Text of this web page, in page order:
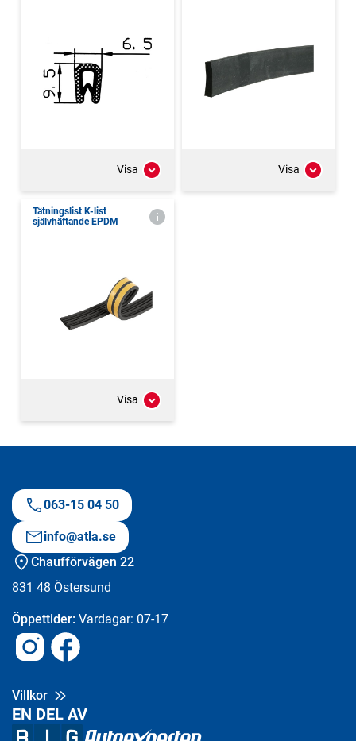
Visa Visa
Tätningslist K-list
självhäftande EPDM
Visa
063-15 04 50
info@atla.se
Chaufförvägen 22
831 48 Östersund
Öppettider: Vardagar: 07-17
Villkor
EN DEL AV